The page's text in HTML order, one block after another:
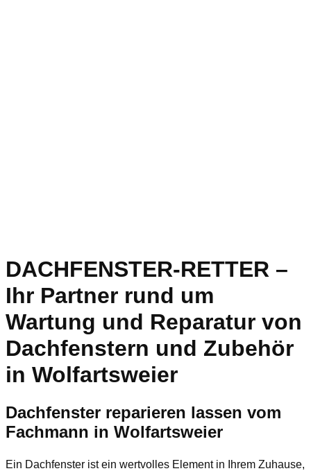
DACHFENSTER-RETTER –
Ihr Partner rund um
Wartung und Reparatur von
Dachfenstern und Zubehör
in Wolfartsweier
Dachfenster reparieren lassen vom
Fachmann in Wolfartsweier
Ein Dachfenster ist ein wertvolles Element in Ihrem Zuhause,